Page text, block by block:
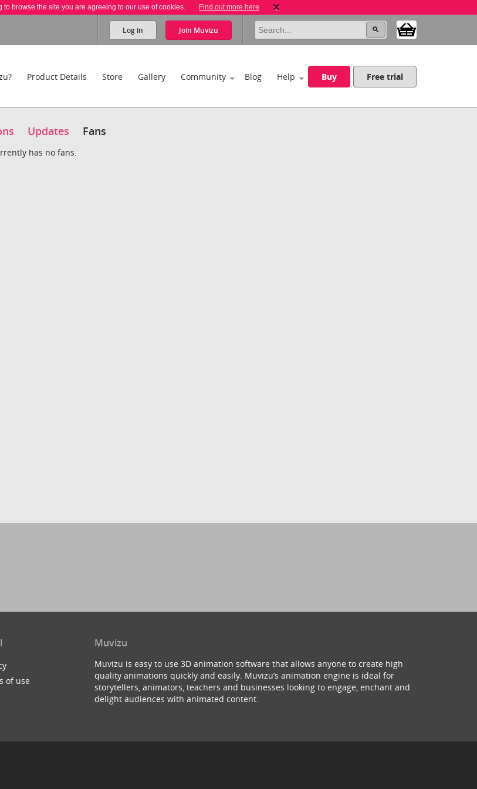
to browse the site you are agreeing to our use of cookies. Find out more here
Log in Join Muvizu
Product Details Store Gallery Community Blog Help Buy Free trial
Updates Fans
has no fans.
of use
Muvizu
Muvizu is easy to use 3D animation software that allows anyone to create high
quality animations quickly and easily. Muvizu’s animation engine is ideal for
storytellers, animators, teachers and businesses looking to engage, enchant and
delight audiences with animated content.